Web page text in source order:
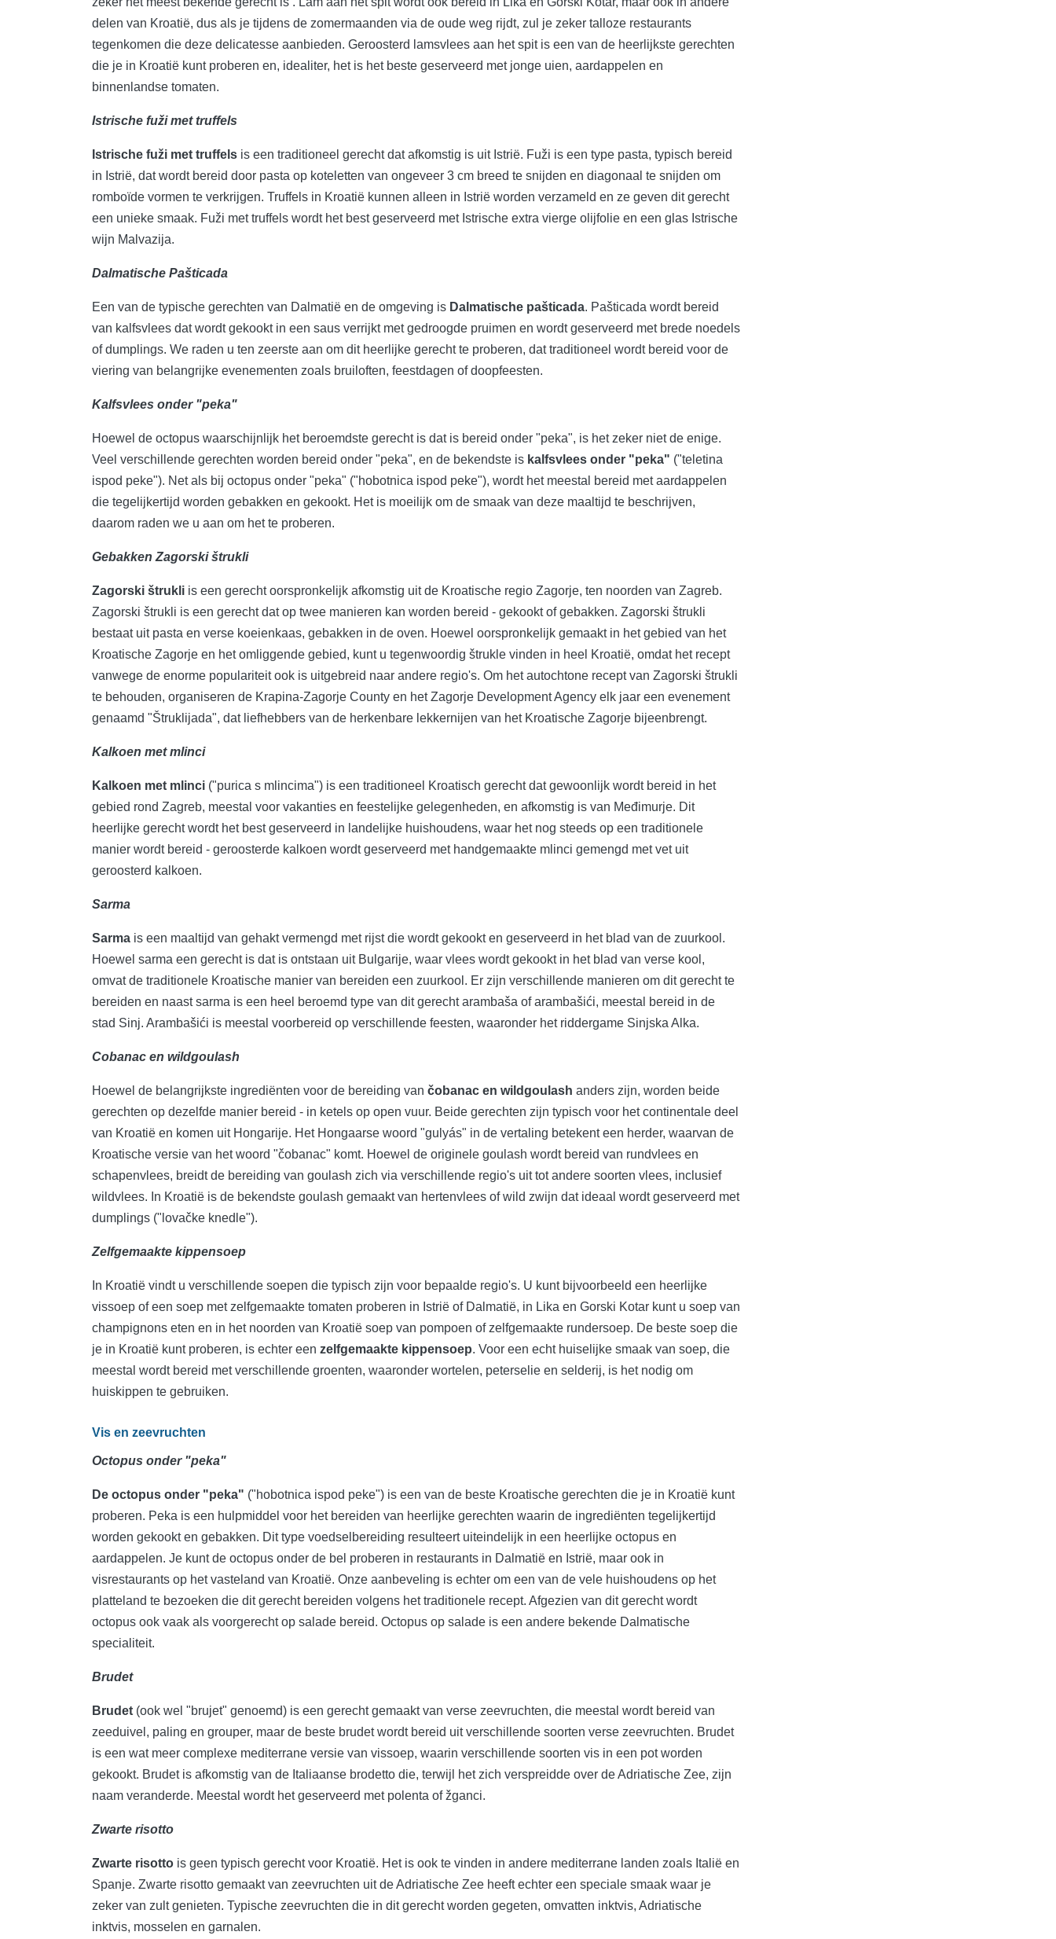
delen van Kroatië, dus als je tijdens de zomermaanden via de oude weg rijdt, zul je zeker talloze restaurants
tegenkomen die deze delicatesse aanbieden. Geroosterd lamsvlees aan het spit is een van de heerlijkste gerechten
die je in Kroatië kunt proberen en, idealiter, het is het beste geserveerd met jonge uien, aardappelen en
binnenlandse tomaten.
Istrische fuži met truffels
Istrische fuži met truffels is een traditioneel gerecht dat afkomstig is uit Istrië. Fuži is een type pasta, typisch bereid
in Istrië, dat wordt bereid door pasta op koteletten van ongeveer 3 cm breed te snijden en diagonaal te snijden om
romboïde vormen te verkrijgen. Truffels in Kroatië kunnen alleen in Istrië worden verzameld en ze geven dit gerecht
een unieke smaak. Fuži met truffels wordt het best geserveerd met Istrische extra vierge olijfolie en een glas Istrische
wijn Malvazija.
Dalmatische Pašticada
Een van de typische gerechten van Dalmatië en de omgeving is Dalmatische pašticada. Pašticada wordt bereid
van kalfsvlees dat wordt gekookt in een saus verrijkt met gedroogde pruimen en wordt geserveerd met brede noedels
of dumplings. We raden u ten zeerste aan om dit heerlijke gerecht te proberen, dat traditioneel wordt bereid voor de
viering van belangrijke evenementen zoals bruiloften, feestdagen of doopfeesten.
Kalfsvlees onder "peka"
Hoewel de octopus waarschijnlijk het beroemdste gerecht is dat is bereid onder "peka", is het zeker niet de enige.
Veel verschillende gerechten worden bereid onder "peka", en de bekendste is kalfsvlees onder "peka" ("teletina
ispod peke"). Net als bij octopus onder "peka" ("hobotnica ispod peke"), wordt het meestal bereid met aardappelen
die tegelijkertijd worden gebakken en gekookt. Het is moeilijk om de smaak van deze maaltijd te beschrijven,
daarom raden we u aan om het te proberen.
Gebakken Zagorski štrukli
Zagorski štrukli is een gerecht oorspronkelijk afkomstig uit de Kroatische regio Zagorje, ten noorden van Zagreb.
Zagorski štrukli is een gerecht dat op twee manieren kan worden bereid - gekookt of gebakken. Zagorski štrukli
bestaat uit pasta en verse koeienkaas, gebakken in de oven. Hoewel oorspronkelijk gemaakt in het gebied van het
Kroatische Zagorje en het omliggende gebied, kunt u tegenwoordig štrukle vinden in heel Kroatië, omdat het recept
vanwege de enorme populariteit ook is uitgebreid naar andere regio's. Om het autochtone recept van Zagorski štrukli
te behouden, organiseren de Krapina-Zagorje County en het Zagorje Development Agency elk jaar een evenement
genaamd "Štruklijada", dat liefhebbers van de herkenbare lekkernijen van het Kroatische Zagorje bijeenbrengt.
Kalkoen met mlinci
Kalkoen met mlinci ("purica s mlincima") is een traditioneel Kroatisch gerecht dat gewoonlijk wordt bereid in het
gebied rond Zagreb, meestal voor vakanties en feestelijke gelegenheden, en afkomstig is van Međimurje. Dit
heerlijke gerecht wordt het best geserveerd in landelijke huishoudens, waar het nog steeds op een traditionele
manier wordt bereid - geroosterde kalkoen wordt geserveerd met handgemaakte mlinci gemengd met vet uit
geroosterd kalkoen.
Sarma
Sarma is een maaltijd van gehakt vermengd met rijst die wordt gekookt en geserveerd in het blad van de zuurkool.
Hoewel sarma een gerecht is dat is ontstaan ​​uit Bulgarije, waar vlees wordt gekookt in het blad van verse kool,
omvat de traditionele Kroatische manier van bereiden een zuurkool. Er zijn verschillende manieren om dit gerecht te
bereiden en naast sarma is een heel beroemd type van dit gerecht arambaša of arambašići, meestal bereid in de
stad Sinj. Arambašići is meestal voorbereid op verschillende feesten, waaronder het riddergame Sinjska Alka.
Cobanac en wildgoulash
Hoewel de belangrijkste ingrediënten voor de bereiding van čobanac en wildgoulash anders zijn, worden beide
gerechten op dezelfde manier bereid - in ketels op open vuur. Beide gerechten zijn typisch voor het continentale deel
van Kroatië en komen uit Hongarije. Het Hongaarse woord "gulyás" in de vertaling betekent een herder, waarvan de
Kroatische versie van het woord "čobanac" komt. Hoewel de originele goulash wordt bereid van rundvlees en
schapenvlees, breidt de bereiding van goulash zich via verschillende regio's uit tot andere soorten vlees, inclusief
wildvlees. In Kroatië is de bekendste goulash gemaakt van hertenvlees of wild zwijn dat ideaal wordt geserveerd met
dumplings ("lovačke knedle").
Zelfgemaakte kippensoep
In Kroatië vindt u verschillende soepen die typisch zijn voor bepaalde regio's. U kunt bijvoorbeeld een heerlijke
vissoep of een soep met zelfgemaakte tomaten proberen in Istrië of Dalmatië, in Lika en Gorski Kotar kunt u soep van
champignons eten en in het noorden van Kroatië soep van pompoen of zelfgemaakte rundersoep. De beste soep die
je in Kroatië kunt proberen, is echter een zelfgemaakte kippensoep. Voor een echt huiselijke smaak van soep, die
meestal wordt bereid met verschillende groenten, waaronder wortelen, peterselie en selderij, is het nodig om
huiskippen te gebruiken.
Vis en zeevruchten
Octopus onder "peka"
De octopus onder "peka" ("hobotnica ispod peke") is een van de beste Kroatische gerechten die je in Kroatië kunt
proberen. Peka is een hulpmiddel voor het bereiden van heerlijke gerechten waarin de ingrediënten tegelijkertijd
worden gekookt en gebakken. Dit type voedselbereiding resulteert uiteindelijk in een heerlijke octopus en
aardappelen. Je kunt de octopus onder de bel proberen in restaurants in Dalmatië en Istrië, maar ook in
visrestaurants op het vasteland van Kroatië. Onze aanbeveling is echter om een ​​van de vele huishoudens op het
platteland te bezoeken die dit gerecht bereiden volgens het traditionele recept. Afgezien van dit gerecht wordt
octopus ook vaak als voorgerecht op salade bereid. Octopus op salade is een andere bekende Dalmatische
specialiteit.
Brudet
Brudet (ook wel "brujet" genoemd) is een gerecht gemaakt van verse zeevruchten, die meestal wordt bereid van
zeeduivel, paling en grouper, maar de beste brudet wordt bereid uit verschillende soorten verse zeevruchten. Brudet
is een wat meer complexe mediterrane versie van vissoep, waarin verschillende soorten vis in een pot worden
gekookt. Brudet is afkomstig van de Italiaanse brodetto die, terwijl het zich verspreidde over de Adriatische Zee, zijn
naam veranderde. Meestal wordt het geserveerd met polenta of žganci.
Zwarte risotto
Zwarte risotto is geen typisch gerecht voor Kroatië. Het is ook te vinden in andere mediterrane landen zoals Italië en
Spanje. Zwarte risotto gemaakt van zeevruchten uit de Adriatische Zee heeft echter een speciale smaak waar je
zeker van zult genieten. Typische zeevruchten die in dit gerecht worden gegeten, omvatten inktvis, Adriatische
inktvis, mosselen en garnalen.